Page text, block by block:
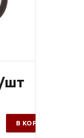
шт
В КОРЗИНУ